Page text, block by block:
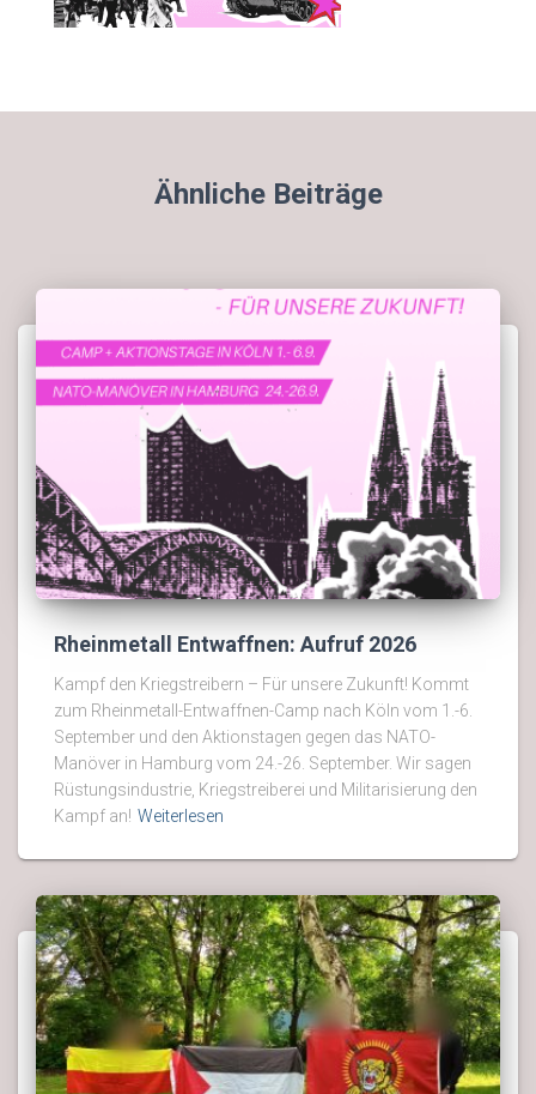
Ähnliche Beiträge
Rheinmetall Entwaffnen: Aufruf 2026
Kampf den Kriegstreibern – Für unsere Zukunft! Kommt
zum Rheinmetall-Entwaffnen-Camp nach Köln vom 1.-6.
September und den Aktionstagen gegen das NATO-
Manöver in Hamburg vom 24.-26. September. Wir sagen
Rüstungsindustrie, Kriegstreiberei und Militarisierung den
Kampf an! Weiterlesen